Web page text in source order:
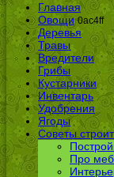
Главная
Овощи 0ac4ff
Деревья
Травы
Вредители
Грибы
Кустарники
Инвентарь
Удобрения
Ягоды
Советы
Про